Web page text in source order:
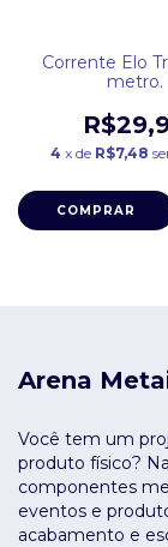
Corrente Elo
metro.
4 x de R$7,48
COMPRAR
Arena
Você tem um
produto físico?
componentes
eventos e
acabamento e